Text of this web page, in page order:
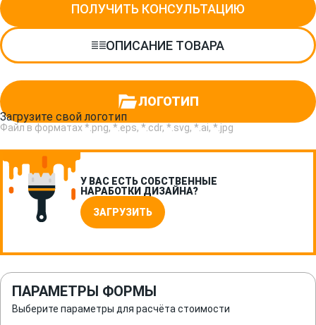
ПОЛУЧИТЬ КОНСУЛЬТАЦИЮ
ОПИСАНИЕ ТОВАРА
ЛОГОТИП
Загрузите свой логотип
Файл в форматах *.png, *.eps, *.cdr, *.svg, *.ai, *.jpg
У ВАС ЕСТЬ СОБСТВЕННЫЕ
НАРАБОТКИ ДИЗАЙНА?
ЗАГРУЗИТЬ
ПАРАМЕТРЫ ФОРМЫ
Выберите параметры для расчёта стоимости